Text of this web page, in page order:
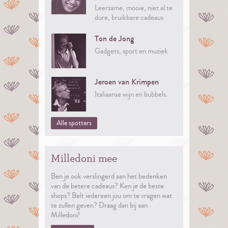
Leerzame, mooie, niet al te
dure, bruikbare cadeaus
Ton de Jong
Gadgets, sport en muziek
Jeroen van Krimpen
Italiaanse wijn en bubbels.
Alle spotters
Milledoni mee
Ben je ook verslingerd aan het bedenken
van de betere cadeaus? Ken je de beste
shops? Belt iedereen jou om te vragen wat
te zullen geven? Draag dan bij aan
Milledoni!